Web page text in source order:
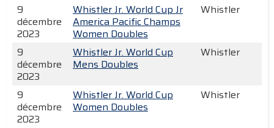
9
décembre
2023
Whistler Jr. World Cup Jr
America Pacific Champs
Women Doubles
Whistler
9
décembre
2023
Whistler Jr. World Cup
Mens Doubles
Whistler
9
décembre
2023
Whistler Jr. World Cup
Women Doubles
Whistler